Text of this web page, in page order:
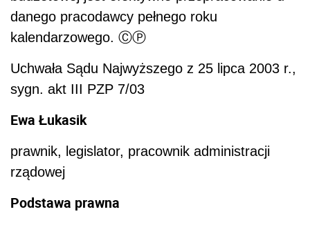
danego pracodawcy pełnego roku
kalendarzowego. ⒸⓅ
Uchwała Sądu Najwyższego z 25 lipca 2003 r.,
sygn. akt III PZP 7/03
Ewa Łukasik
prawnik, legislator, pracownik administracji
rządowej
Podstawa prawna